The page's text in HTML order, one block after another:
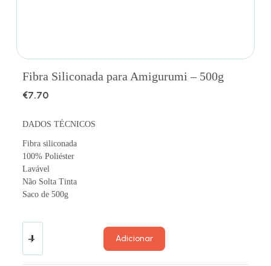
Fibra Siliconada para Amigurumi – 500g
€7.70
DADOS TÉCNICOS
Fibra siliconada
100% Poliéster
Lavável
Não Solta Tinta
Saco de 500g
Adicionar